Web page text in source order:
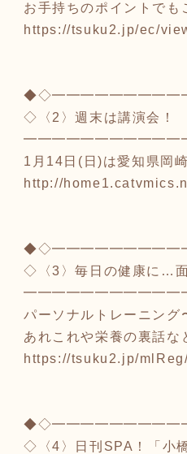
お手持ちのポイントでも
https://tsuku2.jp/ec/
◇〈2〉週末は講演会！
1月14日(日)は愛知県岡
http://
◇〈3〉毎日の健康に…面
パーソナルトレーニン
あれこれや栄養の裏話
https://tsuku2.jp/
◇〈4〉日刊SPA！「小